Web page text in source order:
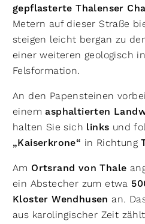
gepflasterte Thalenser
Metern auf dieser Straße
steigen leicht bergan zu
einer weiteren geologisch
Felsformation.
An den Papensteinen
einemasphaltierten
halten Sie sich links und
„Kaiserkrone“ in Richtung
Am Ortsrand von Thale
ein Abstecher zum etwa
Kloster Wendhusen an.
aus karolingischer Zeit